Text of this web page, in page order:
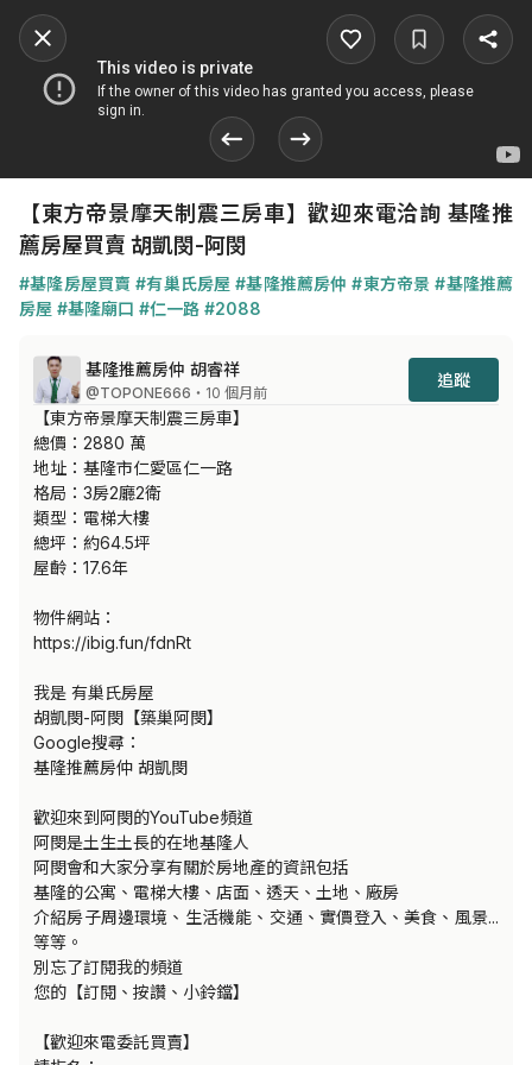
【東方帝景摩天制震三房車】歡迎來電洽詢 基隆推
薦房屋買賣 胡凱閔-阿閔
#基隆房屋買賣 #有巢氏房屋 #基隆推薦房仲 #東方帝景 #基隆推薦
房屋 #基隆廟口 #仁一路 #2088
基隆推薦房仲 胡睿祥
@TOPONE666 ・10 個月前
追蹤
【東方帝景摩天制震三房車】
總價：2880 萬
地址：基隆市仁愛區仁一路
格局：3房2廳2衛
類型：電梯大樓
總坪：約64.5坪
屋齡：17.6年
物件網站：
https://ibig.fun/fdnRt
我是 有巢氏房屋
胡凱閔-阿閔【築巢阿閔】
Google搜尋：
基隆推薦房仲 胡凱閔
歡迎來到阿閔的YouTube頻道
阿閔是土生土長的在地基隆人
阿閔會和大家分享有關於房地產的資訊包括
基隆的公寓、電梯大樓、店面、透天、土地、廠房
介紹房子周邊環境、生活機能、交通、實價登入、美食、風景...
等等。
別忘了訂閱我的頻道
您的【訂閱、按讚、小鈴鐺】
【歡迎來電委託買賣】